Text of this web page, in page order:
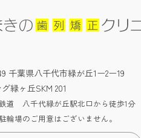
千葉県八千代市緑が丘1ー2ー19
緑ヶ丘SKM 201
道 八千代緑が丘駅北口から徒歩1分
輪場のご用意はございません。